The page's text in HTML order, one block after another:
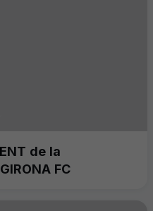
de la
FC